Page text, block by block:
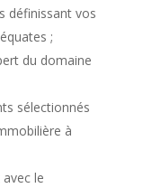
définissant vos
;
du domaine
sélectionnés
à
le